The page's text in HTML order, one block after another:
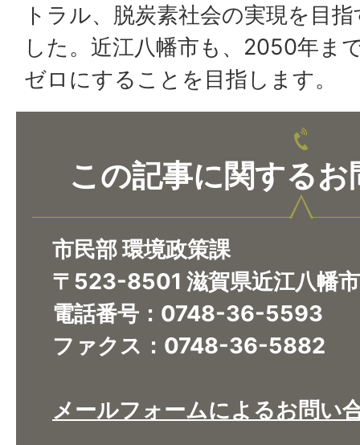
トラル、脱炭素社会の実現を目
した。近江八幡市も、2050年ま
ゼロにすることを目指します。
この記事に関するお
市民部 環境政策課
〒523-8501 滋賀県近江八幡
電話番号：0748-36-5593
ファクス：0748-36-5882​​​​​​​
メールフォームによるお問い